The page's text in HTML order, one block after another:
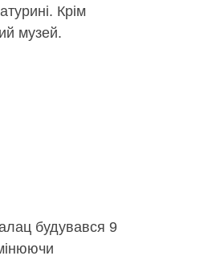
Крім
музей.
будувався 9